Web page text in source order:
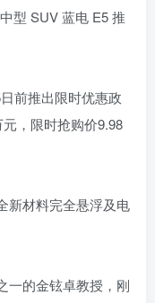
型 SUV 蓝电 E5 推
前推出限时优惠政
，限时抢购价9.98
新材料完全悬浮及电
一的金铉卓教授，刚